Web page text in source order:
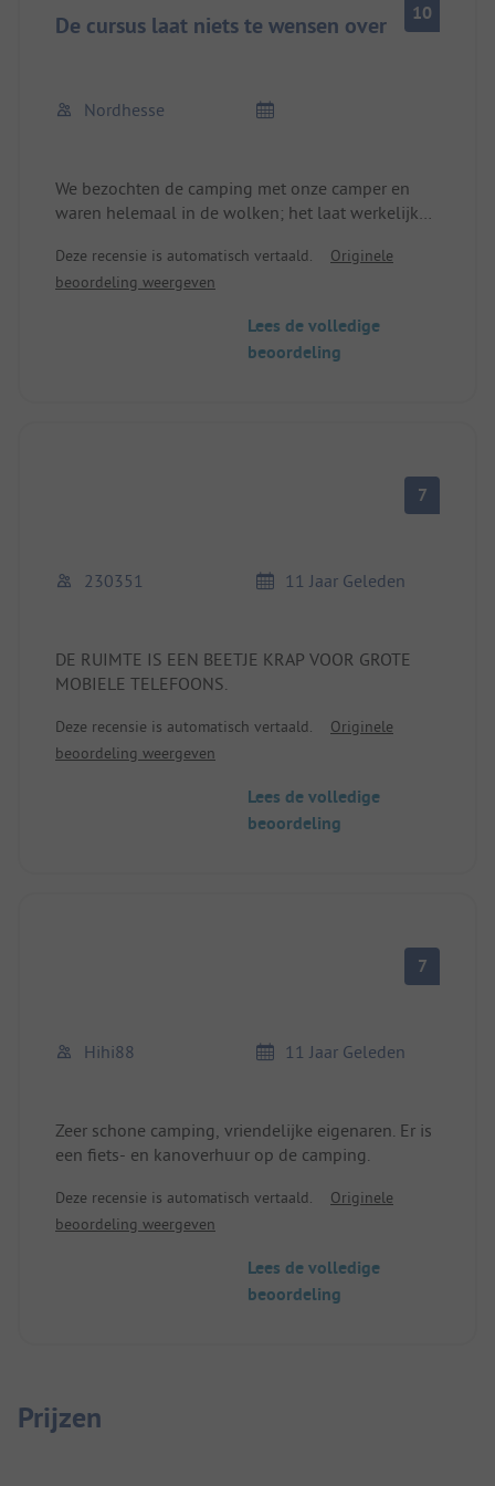
De cursus laat niets te wensen over 10
Nordhesse
We bezochten de camping met onze camper en
waren helemaal in de wolken; het laat werkelijk
voorzieningen en voldoende grote plaatsen direct
aan het kanaal zorgden voor een geweldig gevoel
Deze recensie is automatisch vertaald.
Originele
beoordeling weergeven
Lees de volledige
beoordeling
7
230351 11 Jaar Geleden
DE RUIMTE IS EEN BEETJE KRAP VOOR GROTE
MOBIELE TELEFOONS.
Deze recensie is automatisch vertaald.
Originele
beoordeling weergeven
Lees de volledige
beoordeling
7
Hihi88 11 Jaar Geleden
Zeer schone camping, vriendelijke eigenaren. Er is
een fiets- en kanoverhuur op de camping.
Deze recensie is automatisch vertaald.
Originele
beoordeling weergeven
Lees de volledige
beoordeling
Prijzen